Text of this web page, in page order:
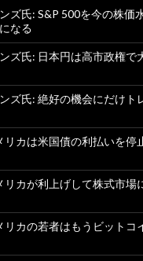
ズ氏: S&P 500を今の株価
なる
ズ氏: 日本円は高市政権で
ズ氏: 絶好の機会にだけト
リカは米国債の利払いを停
リカが利上げして株式市場
リカの若者はもうビットコ